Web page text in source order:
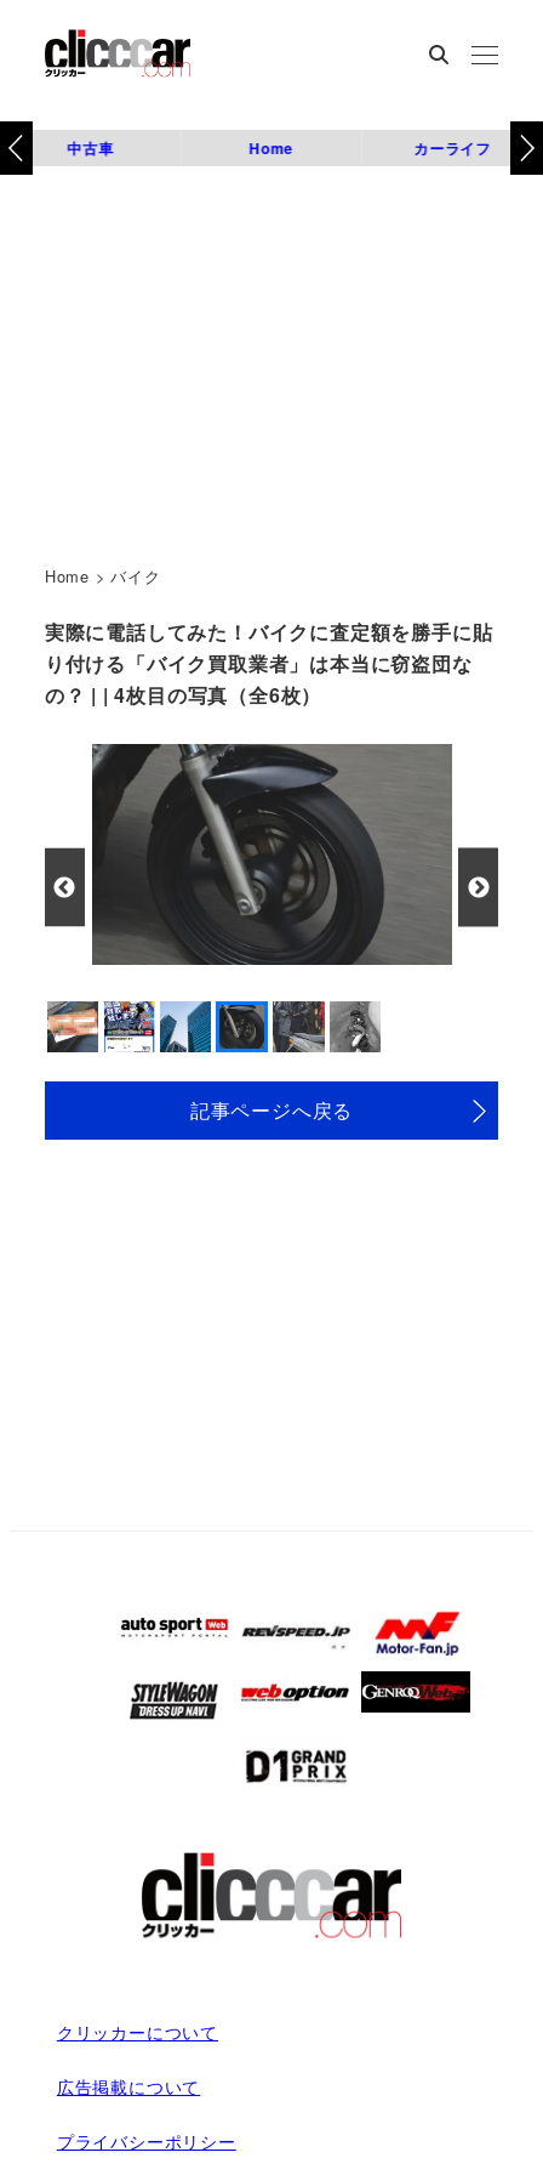
中古車 Home カーライフ
Home >バイク
実際に電話してみた！バイクに査定額を勝手に貼
り付ける「バイク買取業者」は本当に窃盗団な
の？ | | 4枚目の写真（全6枚）
記事ページへ戻る
クリッカーについて
広告掲載について
プライバシーポリシー